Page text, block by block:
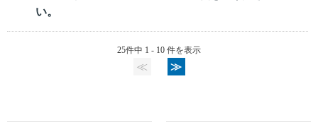
い。
25件中 1 - 10 件を表示
≪ ≫